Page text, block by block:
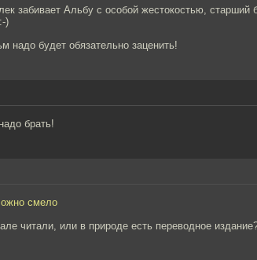
забивает Альбу с особой жестокостью, старший
)
надо будет обязательно заценить!
брать!
смело
читали, или в природе есть переводное